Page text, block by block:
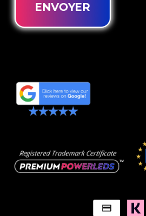
ENVOYER